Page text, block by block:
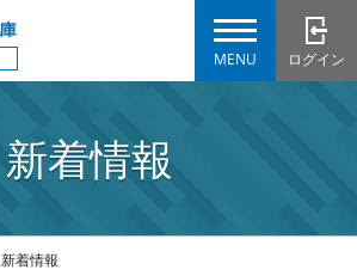
ログイン
MENU
新着情報
新着情報